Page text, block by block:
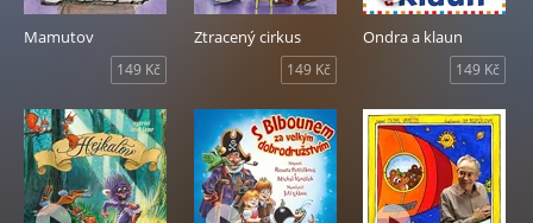
Mamutov
149 Kč
Ztracený cirkus
149 Kč
Ondra a klaun
149 Kč